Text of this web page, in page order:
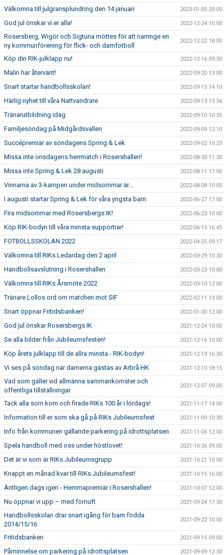
Välkomna till julgransplundring den 14 januari 2023-01-05 20:00
God jul önskar vi er alla! 2022-12-24 10:00
Rosersberg, Wigör och Sigtuna möttes för att namnge en
ny kommunförening för flick- och damfotboll
2022-12-22 18:00
Köp din RIK-julklapp nu! 2022-12-16 09:30
Malin har återvänt! 2022-09-20 13:00
Snart startar handbollsskolan! 2022-09-15 14:10
Härlig nyhet till våra Nattvandrare 2022-09-13 13:56
Tränarutbildning idag 2022-09-10 10:35
Familjesöndag på Midgårdsvallen 2022-09-09 12:10
Succépremiär av söndagens Spring & Lek 2022-09-02 10:23
Missa inte onsdagens herrmatch i Rosershallen! 2022-08-30 11:30
Missa inte Spring & Lek 28 augusti 2022-08-11 17:00
Vinnarna av 3-kampen under midsommar är... 2022-08-08 10:00
I augusti startar Spring & Lek för våra yngsta barn 2022-06-27 17:00
Fira midsommar med Rosersbergs IK! 2022-06-23 10:00
Köp RIK-bodyn till våra minsta supportrar! 2022-06-15 16:45
FOTBOLLSSKOLAN 2022 2022-04-25 09:17
Välkomna till RIKs Ledardag den 2 april 2022-03-29 10:30
Handbollsavslutning i Rosershallen 2022-03-23 10:00
Välkomna till RIKs Årsmöte 2022 2022-03-10 12:00
Tränare Lollos ord om matchen mot SIF 2022-02-11 13:00
Snart öppnar Fritidsbanken! 2022-01-30 12:00
God jul önskar Rosersbergs IK 2021-12-24 10:00
Se alla bilder från Jubileumsfesten! 2021-12-16 10:00
Köp årets julklapp till de allra minsta - RIK-bodyn! 2021-12-13 16:30
Vi ses på söndag när damerna gästas av Arbrå HK 2021-12-10 18:15
Vad som gäller vid allmänna sammankomster och
offentliga tillställningar
2021-12-07 09:00
Tack alla som kom och firade RIKs 100 år i lördags! 2021-11-17 14:00
Information till er som ska gå på RIKs Jubileumsfest 2021-11-09 10:30
Info från kommunen gällande parkering på idrottsplatsen 2021-11-06 12:00
Spela handboll med oss under höstlovet! 2021-10-26 09:00
Det är vi som är RIKs Jubileumsgrupp 2021-10-21 10:00
Knappt en månad kvar till RIKs Jubileumsfest! 2021-10-15 16:00
Äntligen dags igen - Hemmapremiär i Rosershallen! 2021-10-07 12:00
Nu öppnar vi upp – med förnuft 2021-09-24 17:30
Handbollsskolan drar snart igång för barn födda
2014/15/16
2021-09-22 10:00
Fritidsbanken 2021-09-15 09:00
Påminnelse om parkering på idrottsplatsen 2021-09-09 12:30